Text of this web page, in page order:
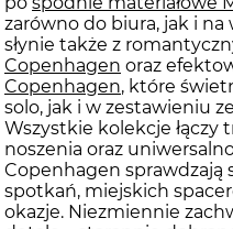
zarówno do biura, jak i
słynie także z
Copenhagen oraz
Copenhagen, które
solo, jak i w zestawieniu
Wszystkie kolekcje łączy
noszenia oraz
Copenhagen sprawdzają
spotkań, miejskich
okazje. Niezmiennie